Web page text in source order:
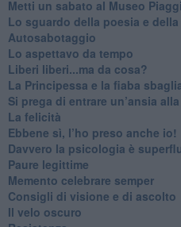
​Metti un sabato al Museo
​Lo sguardo della poesia e
Autosabotaggio
​Lo aspettavo da tempo
​Liberi liberi...ma da cosa?
​La Principessa e la fiaba
Si prega di entrare un’ansia
​La felicità
​Ebbene sì, l’ho preso anche io!
​Davvero la psicologia è
Paure legittime
​Memento celebrare semper
​Consigli di visione e di ascolto
​Il velo oscuro